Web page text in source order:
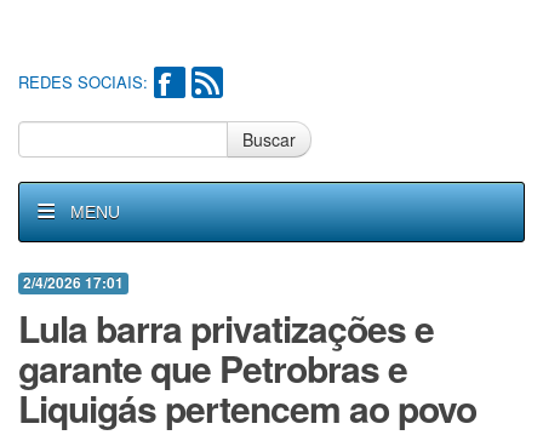
REDES SOCIAIS:
Buscar
MENU
2/4/2026 17:01
Lula barra privatizações e
garante que Petrobras e
Liquigás pertencem ao povo